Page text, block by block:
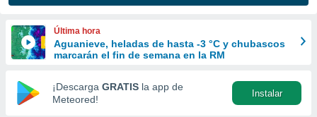
y
forma
digital
basada
Última hora
Aguanieve, heladas de hasta -3 °C y chubascos
marcarán el fin de semana en la RM
¡Descarga GRATIS la app de
Meteored!
Instalar